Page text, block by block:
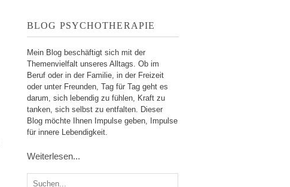
BLOG PSYCHOTHERAPIE
Mein Blog beschäftigt sich mit der
Themenvielfalt unseres Alltags. Ob im
Beruf oder in der Familie, in der Freizeit
oder unter Freunden, Tag für Tag geht es
darum, sich lebendig zu fühlen, Kraft zu
tanken, sich selbst zu entfalten. Dieser
Blog möchte Ihnen Impulse geben, Impulse
für innere Lebendigkeit.
Weiterlesen...